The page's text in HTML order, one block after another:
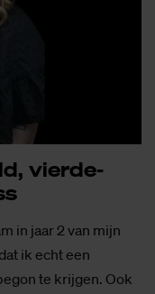
vier­de­
in jaar 2 van mijn
ik echt een
te krijgen. Ook